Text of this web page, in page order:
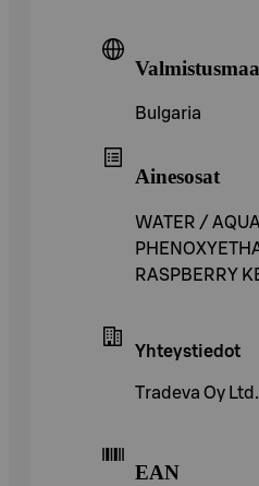
Valmistusmaa
Bulgaria
Ainesosat
WATER /
RASPBERRY
Yhteystiedot
Tradeva Oy
EAN